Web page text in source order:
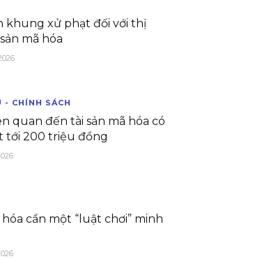
khung xử phạt đối với thị
mã hóa
- CHÍNH SÁCH
quan đến tài sản mã hóa có
tới 200 triệu đồng
hóa cần một “luật chơi” minh